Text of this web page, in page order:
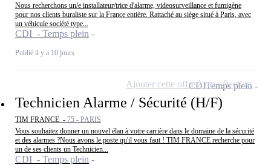
Nous recherchons un/e installateur/trice d'alarme, videosurveillance et fumigène
pour nos clients buraliste sur la France entière. Rattaché au siège situé à Paris, avec
un véhicule société type...
CDI - Temps plein
Publié il y a 10 jours
Technicien Alarme / Sécurité (H/F)
TIM FRANCE - 75 - PARIS
Vous souhaitez donner un nouvel élan à votre carrière dans le domaine de la sécurité
et des alarmes ?Nous avons le poste qu'il vous faut ! TIM FRANCE recherche pour
un de ses clients un Technicien...
CDI - Temps plein
CDITemps plein
Ajouter cette offre à ma sélection